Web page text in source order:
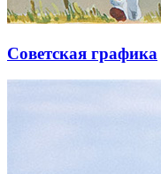
Советская графика